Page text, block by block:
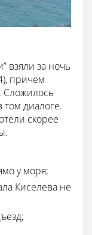
взяли за ночь
причем
Сложилось
диалоге.
скорее
у моря;
Киселева не